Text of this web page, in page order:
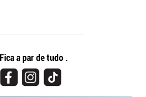
a par de tudo .